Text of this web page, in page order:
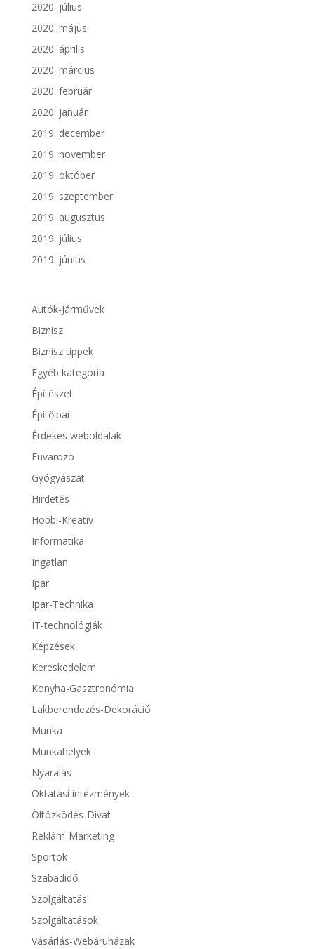
2020. július
2020. május
2020. április
2020. március
2020. február
2020. január
2019. december
2019. november
2019. október
2019. szeptember
2019. augusztus
2019. július
2019. június
Autók-Járművek
Biznisz
Biznisz tippek
Egyéb kategória
Építészet
Építőipar
Érdekes weboldalak
Fuvarozó
Gyógyászat
Hirdetés
Hobbi-Kreatív
Informatika
Ingatlan
Ipar
Ipar-Technika
IT-technológiák
Képzések
Kereskedelem
Konyha-Gasztronómia
Lakberendezés-Dekoráció
Munka
Munkahelyek
Nyaralás
Oktatási intézmények
Öltözködés-Divat
Reklám-Marketing
Sportok
Szabadidő
Szolgáltatás
Szolgáltatások
Vásárlás-Webáruházak